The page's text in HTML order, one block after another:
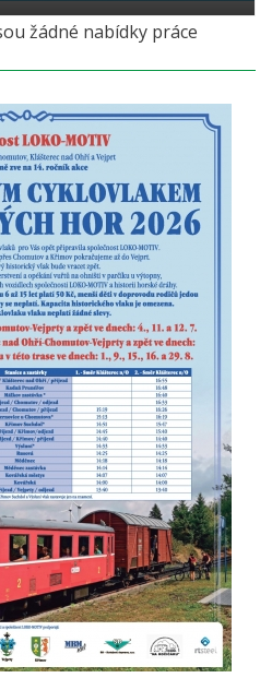
žádné nabídky práce